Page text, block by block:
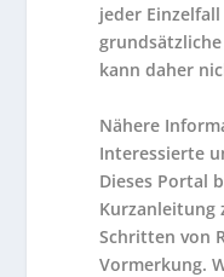
jeder
kann daher
Nähere
Interessierte
Dieses Portal
Kurzanleitung
Schritten von
Vormerkung.